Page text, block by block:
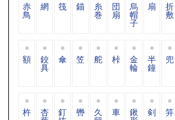
赤
鳥
網 筏 錨 糸
巻
団
扇
烏
帽
子
扇 折
敷
額 鉸
具
傘 笠 舵 桛 金
輪
半
鐘
兜
杵 杏 釘 轡 久 車 鍬 剣 笄